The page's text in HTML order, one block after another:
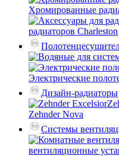
Хромированные
радиаторов Charleston
Электрические
Дизайн-радиаторы
Zehnder Nova
Системы
вентиляционные